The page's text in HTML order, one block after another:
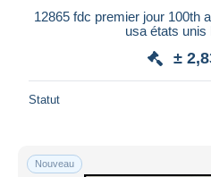
12865 fdc premier jour 100th
usa états unis
±
Statut
Nouveau